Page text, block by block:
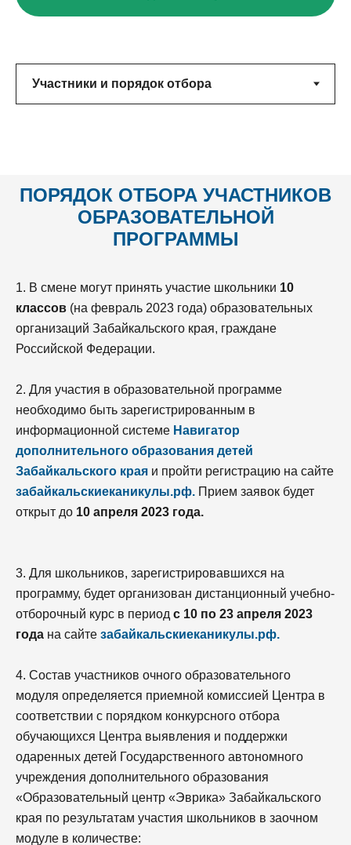
ПОРЯДОК ОТБОРА УЧАСТНИКОВ
ОБРАЗОВАТЕЛЬНОЙ
ПРОГРАММЫ
1. В смене могут принять участие школьники 10
классов (на февраль 2023 года) образовательных
организаций Забайкальского края, граждане
Российской Федерации.
2. Для участия в образовательной программе
необходимо быть зарегистрированным в
информационной системе Навигатор
дополнительного образования детей
Забайкальского края и пройти регистрацию на сайте
забайкальскиеканикулы.рф. Прием заявок будет
открыт до 10 апреля 2023 года.
3. Для школьников, зарегистрировавшихся на
программу, будет организован дистанционный учебно-
отборочный курс в период с 10 по 23 апреля 2023
года на сайте забайкальскиеканикулы.рф.
4. Состав участников очного образовательного
модуля определяется приемной комиссией Центра в
соответствии с порядком конкурсного отбора
обучающихся Центра выявления и поддержки
одаренных детей Государственного автономного
учреждения дополнительного образования
«Образовательный центр «Эврика» Забайкальского
края по результатам участия школьников в заочном
модуле в количестве: